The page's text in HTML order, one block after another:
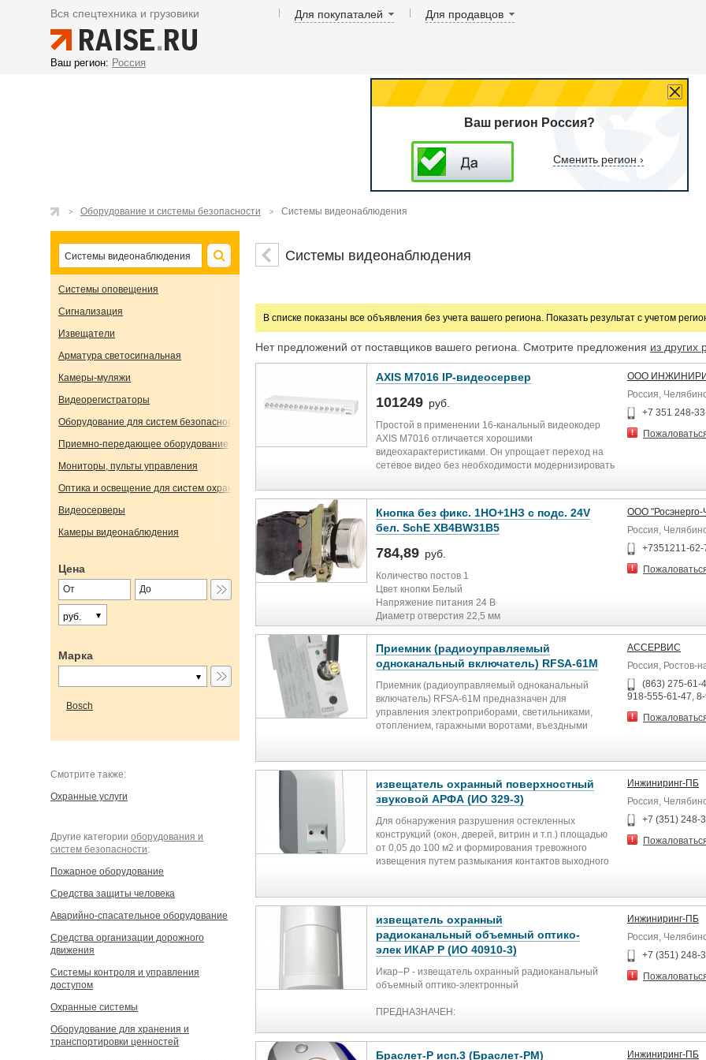
Вся спецтехника и грузовики Для покупаталей Для продавцов
Ваш регион: Россия
Ваш регион Россия?
Сменить регион ›
Оборудование и системы безопасности Системы видеонаблюдения
Системы оповещения
Сигнализация
Извещатели
Арматура светосигнальная
Камеры-муляжи
Видеорегистраторы
Оборудование для систем безопасности
Приемно-передающее оборудование
Мониторы, пульты управления
Оптика и освещение для систем охраны и наблюдения
Видеосерверы
Камеры видеонаблюдения
Цена
руб.
Марка
Bosch
Cмотрите также:
Охранные услуги
Другие категории оборудования и
систем безопасности:
Пожарное оборудование
Средства защиты человека
Аварийно-спасательное оборудование
Средства организации дорожного
движения
Системы контроля и управления
доступом
Охранные системы
Оборудование для хранения и
транспортировки ценностей
Системы видеонаблюдения
В списке показаны все объявления без учета вашего региона. Показать результат с учетом
Нет предложений от поставщиков вашего региона. Смотрите предложения из других
AXIS M7016 IP-видеосервер
101249 руб.
Простой в применении 16-канальный видеокодер
AXIS M7016 отличается хорошими
видеохарактеристиками. Он упрощает переход на
сетевое видео без необходимости модернизировать
масштабных систем аналогового видеонаблюдения,
инфраструктура на базе IP-протокола.
Электропитание подается по сети Ethernet через тот
же кабель, который служит для передачи данных, что
упрощает монтаж. Параметры электропитания
указаны на упаковке.
Видеовход 16
Разрешение в максимальном качестве 720p при 25 к/
с
Тип компрессии видео H.264 / MJPEG
Вес 1,85 кг
Размер 482х44х144 мм
Температура работы 0°C...+50°C
ООО
Россия,
+7 351 248-
Кнопка без фикс. 1НO+1НЗ с подс. 24V
бел. SchE XB4BW31B5
784,89 руб.
Количество постов 1
Цвет кнопки Белый
Напряжение питания 24 В
Диаметр отверстия 22,5 мм
Конструкции кнопки Плоский
Конструкция линзы Круглое
С подсветкой Да
Степень защиты IP IP66
Высота наружной части
Количество замыкающих контактов 1
Количество размыкающих контактов 1
Количество переключающих контактов
С передним, фронтальным кольцом Да
ООО "Росэнерго-
Россия,
+7351211-62-
Приемник (радиоуправляемый
одноканальный включатель) RFSA-61M
Приемник (радиоуправляемый одноканальный
включатель) RFSA-61M предназначен для
управления электроприборами, светильниками,
отоплением, гаражными воротами, въездными
Напряжение питания ~230 В
Мощность
7 ВА
Допуск напряжения питания
10%; −25%
Номинальный ток
1 переключающий
868 МГц
Рабочая дистанция
70…100 м
Дистанция в свободном пространстве
До 160 м
Индикация состояния
Крепление
АССЕРВИС
Россия, Ростов-
(863) 275-61-
918-555-61-47,
извещатель охранный поверхностный
звуковой АРФА (ИО 329-3)
Для обнаружения разрушения остекленных
конструкций (окон, дверей, витрин и т.п.) площадью
от 0,05 до 100 м2 и формирования тревожного
извещения путем размыкания контактов выходного
Регулировка чувствительности *Нет
Температурный режим работы -20°C...+50°C
Максимальная рабочая дальностьобнаружения 6 м
Тип Проводные
Разновидность Звуковые (акустические)
Тип контактов НЗ
Весне более 0,1 кг
Инжиниринг-ПБ
Россия,
+7 (351) 248-
извещатель охранный
радиоканальный объемный оптико-
элек ИКАР Р (ИО 40910-3)
Икар–Р - извещатель охранный радиоканальный
объемный оптико-электронный
ПРЕДНАЗНАЧЕН:
пространство помещения и передачи тревожного
извещения на приёмно-контрольные устройства
Инжиниринг-ПБ
Россия,
+7 (351) 248-
Браслет-Р исп.3 (Браслет-РМ)
Инжиниринг-ПБ